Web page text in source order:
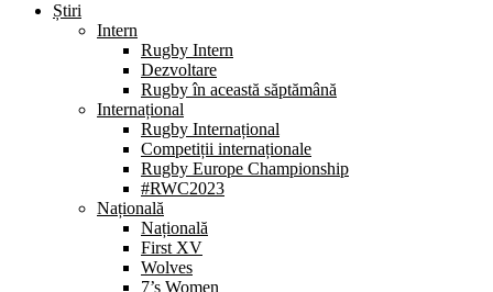
Știri
Intern
Rugby Intern
Dezvoltare
Rugby în această săptămână
Internațional
Rugby Internațional
Competiții internaționale
Rugby Europe Championship
#RWC2023
Națională
Națională
First XV
Wolves
7’s Women